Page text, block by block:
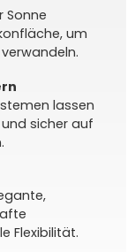
Sonne
um
lassen
sicher auf
Flexibilität.